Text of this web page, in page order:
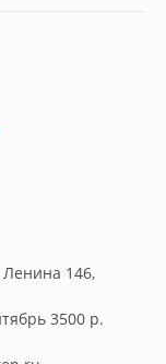
3500 р.